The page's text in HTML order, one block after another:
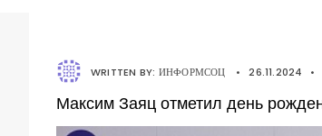
WRITTEN BY: ИНФОРМСОЦ • 26.11.2024 •
Максим Заяц отметил день